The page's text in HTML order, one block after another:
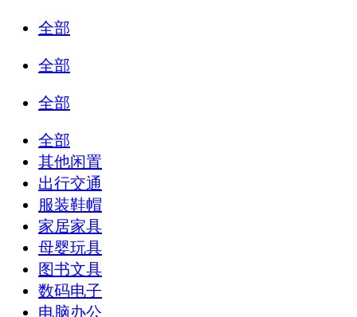
全部
全部
全部
全部
其他闲置
出行交通
服装鞋帽
家居家具
母婴玩具
图书文具
数码电子
电脑办公